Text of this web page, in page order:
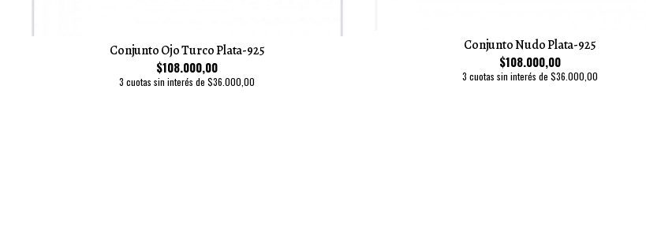
Conjunto Ojo Turco Plata-925
$108.000,00
3 cuotas sin interés de $36.000,00
Conjunto Nudo Plata-925
$108.000,00
3 cuotas sin interés de $36.000,00